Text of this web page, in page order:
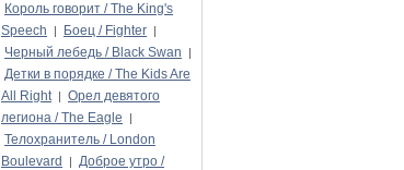
Король говорит / The King's
Speech
| Боец / Fighter |
Черный лебедь / Black Swan |
Детки в порядке / The Kids Are
All Right | Орел девятого
легиона / The Eagle
|
Телохранитель / London
Boulevard
| Доброе утро /